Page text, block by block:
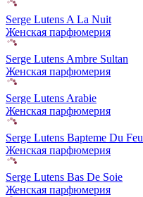
Serge Lutens A La Nuit
Женская парфюмерия
Serge Lutens Ambre Sultan
Женская парфюмерия
Serge Lutens Arabie
Женская парфюмерия
Serge Lutens Bapteme Du Feu
Женская парфюмерия
Serge Lutens Bas De Soie
Женская парфюмерия